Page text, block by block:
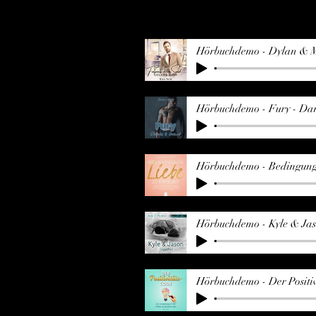
Hörbuchdemo - Fury -
Hörbuchdemo - Kyle &
Hörbuchdemo - Der